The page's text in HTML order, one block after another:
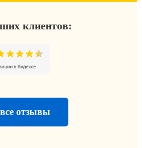
клиентов:
отзывы